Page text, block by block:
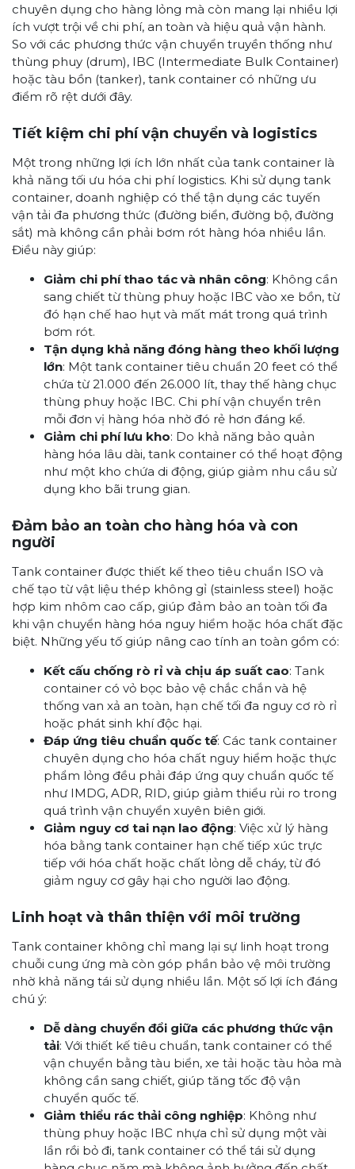
chuyên dụng cho hàng lỏng mà còn mang lại nhiều lợi
ích vượt trội về chi phí, an toàn và hiệu quả vận hành.
So với các phương thức vận chuyển truyền thống như
thùng phuy (drum), IBC (Intermediate Bulk Container)
hoặc tàu bồn (tanker), tank container có những ưu
điểm rõ rệt dưới đây.
Tiết kiệm chi phí vận chuyển và logistics
Một trong những lợi ích lớn nhất của tank container là
khả năng tối ưu hóa chi phí logistics. Khi sử dụng tank
container, doanh nghiệp có thể tận dụng các tuyến
vận tải đa phương thức (đường biển, đường bộ, đường
sắt) mà không cần phải bơm rót hàng hóa nhiều lần.
Điều này giúp:
Giảm chi phí thao tác và nhân công: Không cần
sang chiết từ thùng phuy hoặc IBC vào xe bồn, từ
đó hạn chế hao hụt và mất mát trong quá trình
bơm rót.
Tận dụng khả năng đóng hàng theo khối lượng
lớn: Một tank container tiêu chuẩn 20 feet có thể
chứa từ 21.000 đến 26.000 lít, thay thế hàng chục
thùng phuy hoặc IBC. Chi phí vận chuyển trên
mỗi đơn vị hàng hóa nhờ đó rẻ hơn đáng kể.
Giảm chi phí lưu kho: Do khả năng bảo quản
hàng hóa lâu dài, tank container có thể hoạt động
như một kho chứa di động, giúp giảm nhu cầu sử
dụng kho bãi trung gian.
Đảm bảo an toàn cho hàng hóa và con
người
Tank container được thiết kế theo tiêu chuẩn ISO và
chế tạo từ vật liệu thép không gỉ (stainless steel) hoặc
hợp kim nhôm cao cấp, giúp đảm bảo an toàn tối đa
khi vận chuyển hàng hóa nguy hiểm hoặc hóa chất đặc
biệt. Những yếu tố giúp nâng cao tính an toàn gồm có:
Kết cấu chống rò rỉ và chịu áp suất cao: Tank
container có vỏ bọc bảo vệ chắc chắn và hệ
thống van xả an toàn, hạn chế tối đa nguy cơ rò rỉ
hoặc phát sinh khí độc hại.
Đáp ứng tiêu chuẩn quốc tế: Các tank container
chuyên dụng cho hóa chất nguy hiểm hoặc thực
phẩm lỏng đều phải đáp ứng quy chuẩn quốc tế
như IMDG, ADR, RID, giúp giảm thiểu rủi ro trong
quá trình vận chuyển xuyên biên giới.
Giảm nguy cơ tai nạn lao động: Việc xử lý hàng
hóa bằng tank container hạn chế tiếp xúc trực
tiếp với hóa chất hoặc chất lỏng dễ cháy, từ đó
giảm nguy cơ gây hại cho người lao động.
Linh hoạt và thân thiện với môi trường
Tank container không chỉ mang lại sự linh hoạt trong
chuỗi cung ứng mà còn góp phần bảo vệ môi trường
nhờ khả năng tái sử dụng nhiều lần. Một số lợi ích đáng
chú ý:
Dễ dàng chuyển đổi giữa các phương thức vận
tải: Với thiết kế tiêu chuẩn, tank container có thể
vận chuyển bằng tàu biển, xe tải hoặc tàu hỏa mà
không cần sang chiết, giúp tăng tốc độ vận
chuyển quốc tế.
Giảm thiểu rác thải công nghiệp: Không như
thùng phuy hoặc IBC nhựa chỉ sử dụng một vài
lần rồi bỏ đi, tank container có thể tái sử dụng